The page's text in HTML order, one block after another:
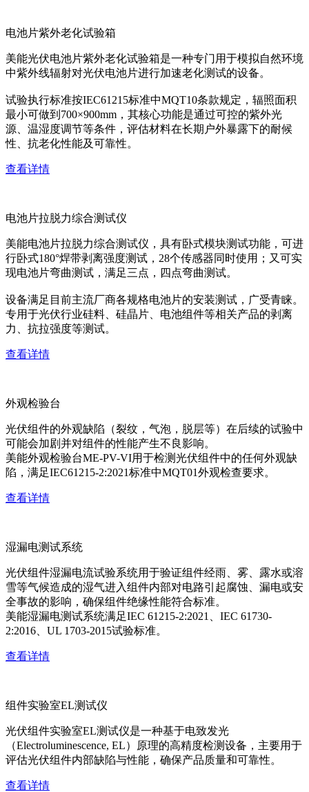
电池片紫外老化试验箱
美能光伏电池片紫外老化试验箱是一种专门用于模拟自然环境
中紫外线辐射对光伏电池片进行加速老化测试的设备。
试验执行标准按IEC61215标准中MQT10条款规定，辐照面积
最小可做到700×900mm，其核心功能是通过可控的紫外光
源、温湿度调节等条件，评估材料在长期户外暴露下的耐候
性、抗老化性能及可靠性。
查看详情
电池片拉脱力综合测试仪
美能电池片拉脱力综合测试仪，具有卧式模块测试功能，可进
行卧式180°焊带剥离强度测试，28个传感器同时使用；又可实
现电池片弯曲测试，满足三点，四点弯曲测试。
设备满足目前主流厂商各规格电池片的安装测试，广受青睐。
专用于光伏行业硅料、硅晶片、电池组件等相关产品的剥离
力、抗拉强度等测试。
查看详情
外观检验台
光伏组件的外观缺陷（裂纹，气泡，脱层等）在后续的试验中
可能会加剧并对组件的性能产生不良影响。
美能外观检验台ME-PV-VI用于检测光伏组件中的任何外观缺
陷，满足IEC61215-2:2021标准中MQT01外观检查要求。
查看详情
湿漏电测试系统
光伏组件湿漏电流试验系统用于验证组件经雨、雾、露水或溶
雪等气候造成的湿气进入组件内部对电路引起腐蚀、漏电或安
全事故的影响，确保组件绝缘性能符合标准。
美能湿漏电测试系统满足IEC 61215-2:2021、IEC 61730-
2:2016、UL 1703-2015试验标准。
查看详情
组件实验室EL测试仪
光伏组件实验室EL测试仪是一种基于电致发光
（Electroluminescence, EL）原理的高精度检测设备，主要用于
评估光伏组件内部缺陷与性能，确保产品质量和可靠性。
查看详情